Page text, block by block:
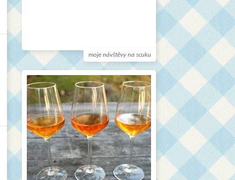
moje návštěvy na scuku